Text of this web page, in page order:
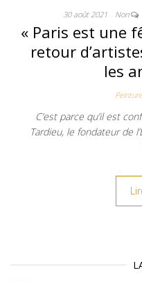
30 août 2021 Non
« Paris est une
retour
les
C’est parce qu’il est
Tardieu, le fondateur de